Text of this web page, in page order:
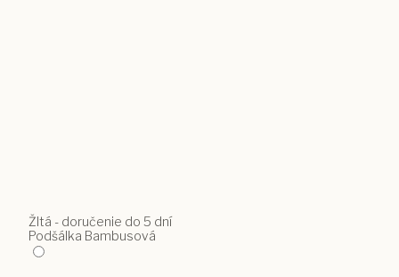
Žltá - doručenie do 5 dní
Podšálka Bambusová